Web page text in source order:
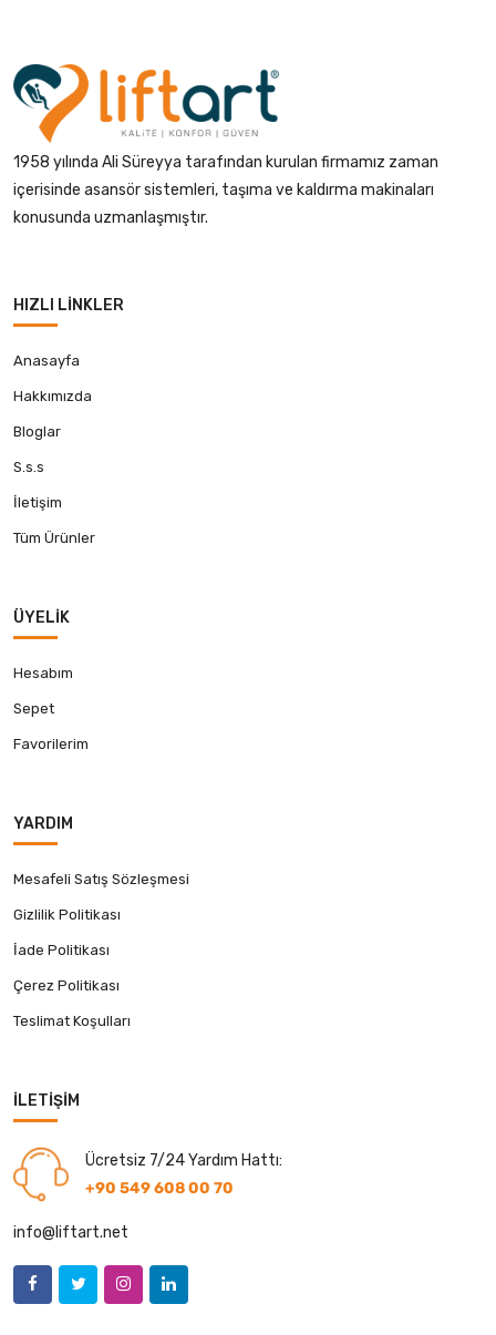
1958 yılında Ali Süreyya tarafından kurulan firmamız zaman
içerisinde asansör sistemleri, taşıma ve kaldırma makinaları
konusunda uzmanlaşmıştır.
HIZLI LINKLER
Anasayfa
Hakkımızda
Bloglar
S.s.s
İletişim
Tüm Ürünler
ÜYELIK
Hesabım
Sepet
Favorilerim
YARDIM
Mesafeli Satış Sözleşmesi
Gizlilik Politikası
İade Politikası
Çerez Politikası
Teslimat Koşulları
İLETIŞIM
Ücretsiz 7/24 Yardım Hattı:
+90 549 608 00 70
info@liftart.net